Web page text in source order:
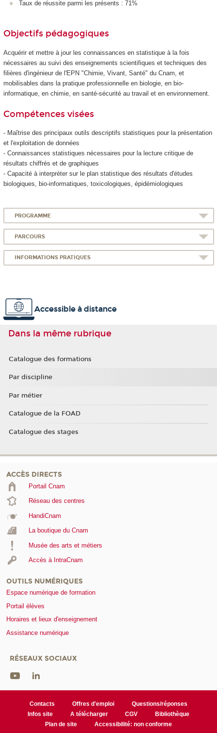
Taux de réussite parmi les présents : 71%
Objectifs pédagogiques
Acquérir et mettre à jour les connaissances en statistique à la fois
nécessaires au suivi des enseignements scientifiques et techniques des
filières d'ingénieur de l'EPN"Chimie, Vivant, Santé" du Cnam, et
mobilisables dans la pratique professionnelle en biologie, en bio-
informatique, en chimie, en santé-sécurité au travail et en environnement.
Compétences visées
- Maîtrise des principaux outils descriptifs statistiques pour la présentation
et l'exploitation de données
- Connaissances statistiques nécessaires pour la lecture critique de
résultats chiffrés et de graphiques
- Capacité à interpréter sur le plan statistique des résultats d'études
biologiques, bio-informatiques, toxicologiques, épidémiologiques
PROGRAMME
PARCOURS
INFORMATIONS PRATIQUES
Accessible à distance
Dans la même rubrique
Catalogue des formations
Par discipline
Par métier
Catalogue de la FOAD
Catalogue des stages
ACCÈS DIRECTS
Portail Cnam
Réseau des centres
HandiCnam
La boutique du Cnam
Musée des arts et métiers
Accès à IntraCnam
OUTILS NUMÉRIQUES
Espace numérique de formation
Portail élèves
Horaires et lieux d'enseignement
Assistance numérique
RÉSEAUX SOCIAUX
Contacts Offres d'emploi
Questions/réponses
Infos site
A télécharger CGV
Bibliothèque
Plan de site
Accessibilité: non conforme